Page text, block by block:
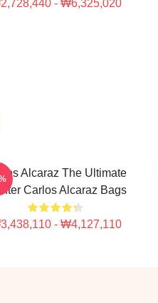
- ₩6,325,020
Alcaraz The Ultimate
Carlos Alcaraz Bags
- ₩4,127,110